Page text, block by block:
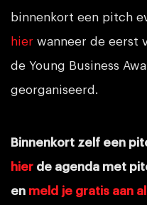
binnenkort een pitch
hier wanneer de eerst
de Young Business
georganiseerd.
Binnenkort zelf een
hier de agenda met
en meld je gratis aan